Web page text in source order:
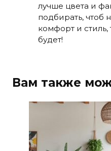
лучше цвета и
подбирать, чтоб
комфорт и стиль,
будет!
Вам также